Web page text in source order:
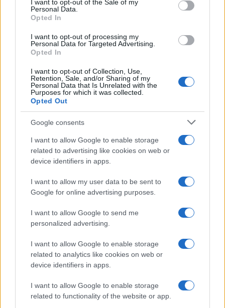
I want to opt-out of the Sale of my
Personal Data.
Opted In
I want to opt-out of processing my
Personal Data for Targeted Advertising.
Opted In
I want to opt-out of Collection, Use,
Retention, Sale, and/or Sharing of my
Personal Data that Is Unrelated with the
Purposes for which it was collected.
Opted Out
Google consents
I want to allow Google to enable storage
related to advertising like cookies on web or
device identifiers in apps.
I want to allow my user data to be sent to
Google for online advertising purposes.
I want to allow Google to send me
personalized advertising.
I want to allow Google to enable storage
related to analytics like cookies on web or
device identifiers in apps.
I want to allow Google to enable storage
related to functionality of the website or app.
Crypto sur Crypto.com: Comment vendre étape par étape
eToro: Guide étape par étape sur la façon de retirer
Combien payez-vous d’impôts à Monte-Carlo ?
EURUSD: qu’est-ce que c’est et comment ça marche
Investirmag, le nouveau portail du monde de la finance.
Investissements
La finance